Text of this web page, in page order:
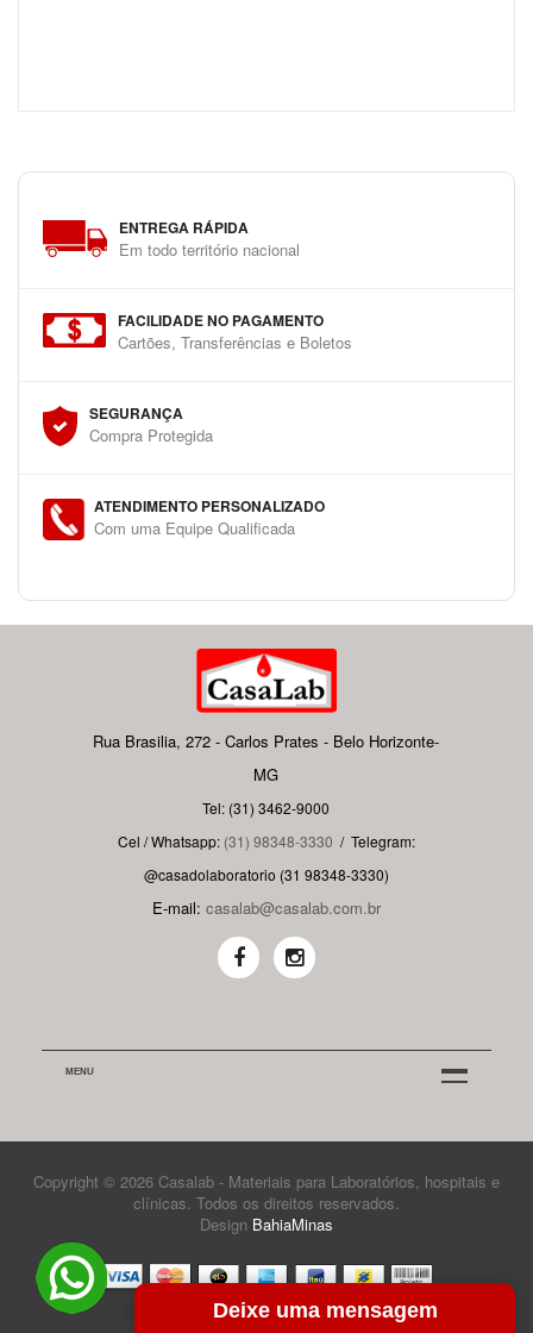
ENTREGA RÁPIDA
Em todo território nacional
FACILIDADE NO PAGAMENTO
Cartões, Transferências e Boletos
SEGURANÇA
Compra Protegida
ATENDIMENTO PERSONALIZADO
Com uma Equipe Qualificada
Rua Brasilia, 272 - Carlos Prates - Belo Horizonte-
MG
Tel: (31) 3462-9000
Cel / Whatsapp: (31) 98348-3330 / Telegram:
@casadolaboratorio (31 98348-3330)
E-mail: casalab@casalab.com.br
MENU
Copyright © 2026 Casalab - Materiais para Laboratórios, hospitais e
clínicas. Todos os direitos reservados.
Design BahiaMinas
Deixe uma mensagem